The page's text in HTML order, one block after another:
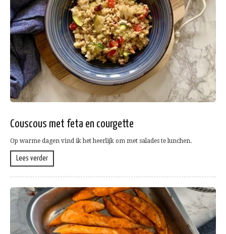
Couscous met feta en courgette
Op warme dagen vind ik het heerlijk om met salades te lunchen.
Lees verder